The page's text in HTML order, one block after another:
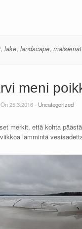
, lake, landscape, maisemat
meni
On 25.3.2016 - Uncategorized
merkit, että kohta
lämmintä